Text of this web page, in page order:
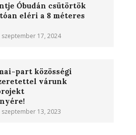
Óbudán csütörtök
eléri a 8 méteres
szeptember 17, 2024
part közösségi
várunk
szeptember 13, 2023